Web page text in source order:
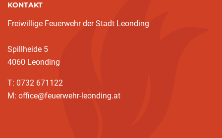
KONTAKT
Freiwillige Feuerwehr der Stadt Leonding
Spillheide 5
4060 Leonding
T: 0732 671122
M: office@feuerwehr-leonding.at